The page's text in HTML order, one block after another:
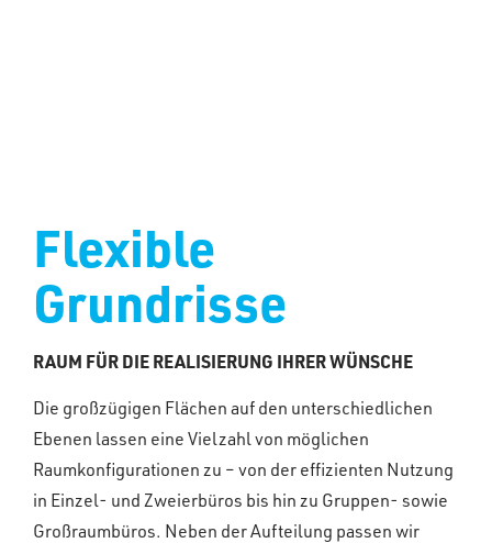
Flexible
Grundrisse
RAUM FÜR DIE REALISIERUNG IHRER WÜNSCHE
Die großzügigen Flächen auf den unterschiedlichen
Ebenen lassen eine Vielzahl von möglichen
Raumkonfigurationen zu – von der effizienten Nutzung
in Einzel- und Zweierbüros bis hin zu Gruppen- sowie
Großraumbüros. Neben der Aufteilung passen wir